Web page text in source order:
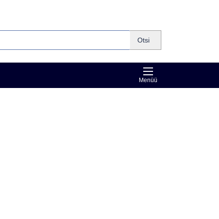
Otsi
Menüü